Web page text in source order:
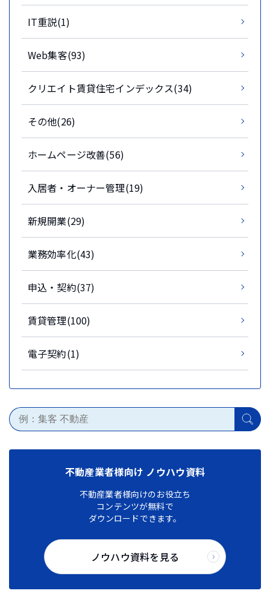
IT重説(1)
Web集客(93)
クリエイト賃貸住宅インデックス(34)
その他(26)
ホームページ改善(56)
入居者・オーナー管理(19)
新規開業(29)
業務効率化(43)
申込・契約(37)
賃貸管理(100)
電子契約(1)
不動産業者様向け ノウハウ資料
不動産業者様向けのお役立ち
コンテンツが無料で
ダウンロードできます。
ノウハウ資料を見る